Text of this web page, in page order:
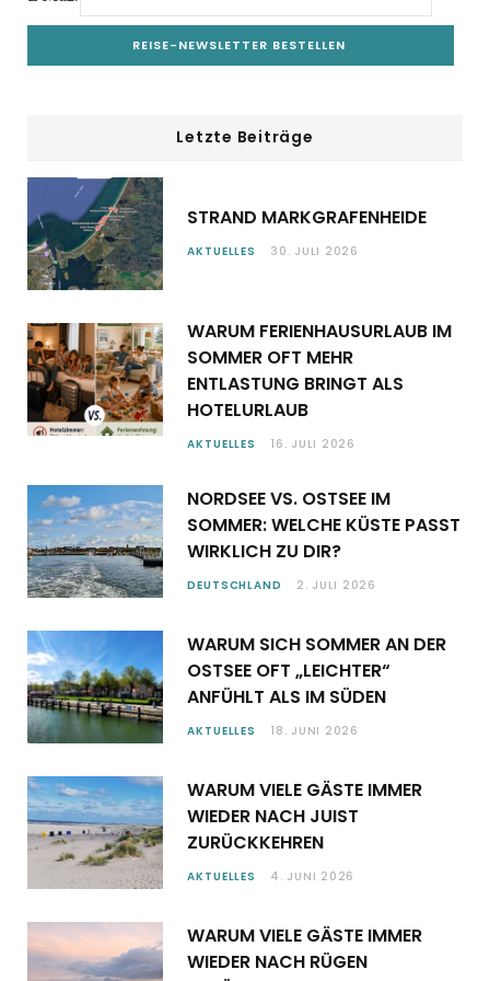
Letzte Beiträge
STRAND MARKGRAFENHEIDE
AKTUELLES 30. JULI 2026
WARUM FERIENHAUSURLAUB IM
SOMMER OFT MEHR
ENTLASTUNG BRINGT ALS
HOTELURLAUB
AKTUELLES 16. JULI 2026
NORDSEE VS. OSTSEE IM
SOMMER: WELCHE KÜSTE PASST
WIRKLICH ZU DIR?
DEUTSCHLAND 2. JULI 2026
WARUM SICH SOMMER AN DER
OSTSEE OFT „LEICHTER“
ANFÜHLT ALS IM SÜDEN
AKTUELLES 18. JUNI 2026
WARUM VIELE GÄSTE IMMER
WIEDER NACH JUIST
ZURÜCKKEHREN
AKTUELLES 4. JUNI 2026
WARUM VIELE GÄSTE IMMER
WIEDER NACH RÜGEN